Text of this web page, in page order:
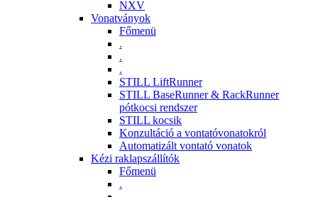
NXV
Vonatványok
Főmenü
.
.
.
STILL LiftRunner
STILL BaseRunner & RackRunner
pótkocsi rendszer
STILL kocsik
Konzultáció a vontatóvonatokról
Automatizált vontató vonatok
Kézi raklapszállítók
Főmenü
.